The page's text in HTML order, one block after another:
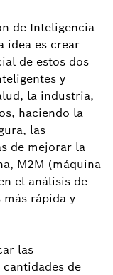
de Inteligencia
idea es crear
de estos dos
y
la industria,
haciendo la
las
de mejorar la
M2M (máquina
el análisis de
rápida y
las
de